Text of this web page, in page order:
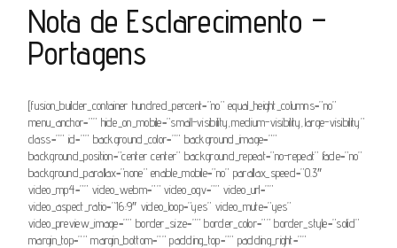
Nota de Esclarecimento –
Portagens
[fusion_builder_container hundred_percent=”no” equal_height_columns=”no”
menu_anchor=”” hide_on_mobile=”small-visibility,medium-visibility,large-visibility”
class=”” id=”” background_color=”” background_image=””
background_position=”center center” background_repeat=”no-repeat” fade=”no”
background_parallax=”none” enable_mobile=”no” parallax_speed=”0.3″
video_mp4=”” video_webm=”” video_ogv=”” video_url=””
video_aspect_ratio=”16:9″ video_loop=”yes” video_mute=”yes”
video_preview_image=”” border_size=”” border_color=”” border_style=”solid”
margin_top=”” margin_bottom=”” padding_top=”” padding_right=””